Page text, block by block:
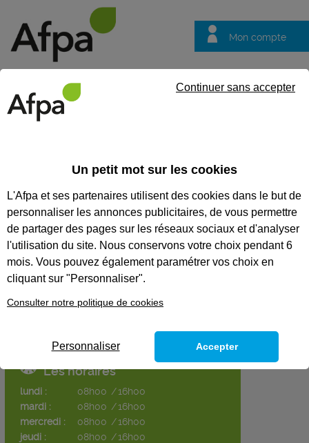
Mon compte
questions
CENTRE DE STAINS
L'adresse
1 rue de la Citoyenneté
93240
STAINS
Les horaires
lundi : 08h00 /16h00
mardi :
08h00 /16h00
mercredi :
08h00 /16h00
jeudi :
08h00 /16h00
Un petit mot sur les cookies
L'Afpa et ses partenaires utilisent des cookies dans le but de
personnaliser les annonces publicitaires, de vous permettre
de partager des pages sur les réseaux sociaux et d'analyser
l'utilisation du site. Nous conservons votre choix pendant 6
mois. Vous pouvez également paramétrer vos choix en
cliquant sur "Personnaliser".
Consulter notre politique de cookies
Continuer sans accepter
Personnaliser Accepter